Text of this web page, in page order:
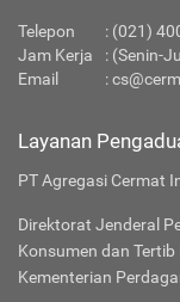
Telepon : (021)
Jam Kerja
: (Senin-
Email
:
Layanan
PT Agregasi Cermat
Direktorat Jenderal
Konsumen dan Tertib
Kementerian